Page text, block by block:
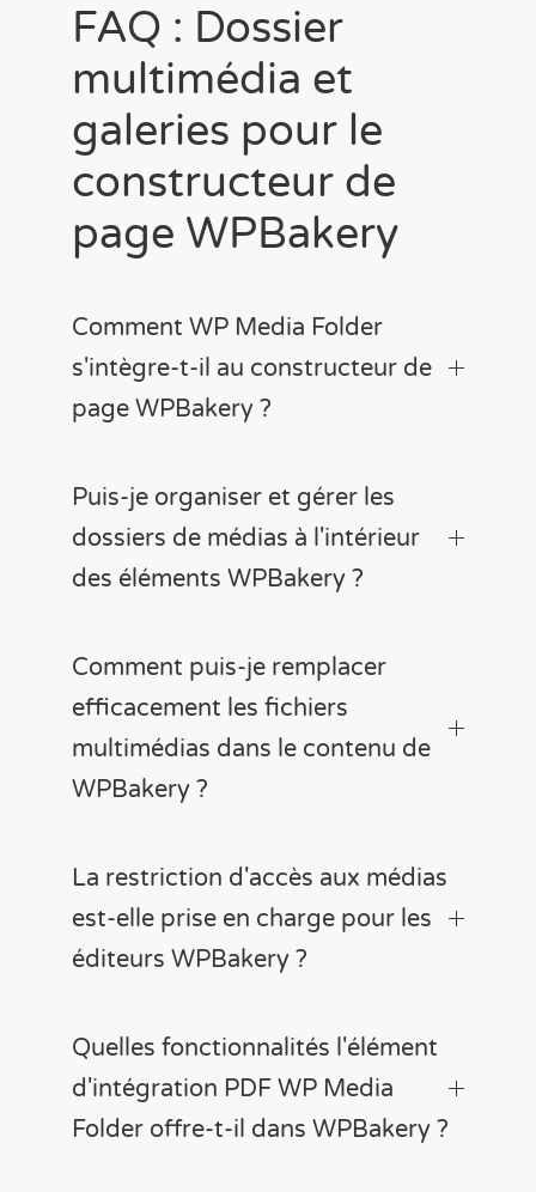
FAQ : Dossier
multimédia et
galeries pour le
constructeur de
page WPBakery
Comment WP Media Folder
s'intègre-t-il au constructeur de
page WPBakery ?
Puis-je organiser et gérer les
dossiers de médias à l'intérieur
des éléments WPBakery ?
Comment puis-je remplacer
efficacement les fichiers
multimédias dans le contenu de
WPBakery ?
La restriction d'accès aux médias
est-elle prise en charge pour les
éditeurs WPBakery ?
Quelles fonctionnalités l'élément
d'intégration PDF WP Media
Folder offre-t-il dans WPBakery ?